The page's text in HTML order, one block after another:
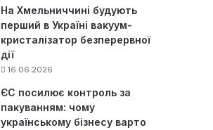
На Хмельниччині будують
перший в Україні вакуум-
кристалізатор безперервної
дії
16.06.2026
ЄС посилює контроль за
пакуванням: чому
українському бізнесу варто